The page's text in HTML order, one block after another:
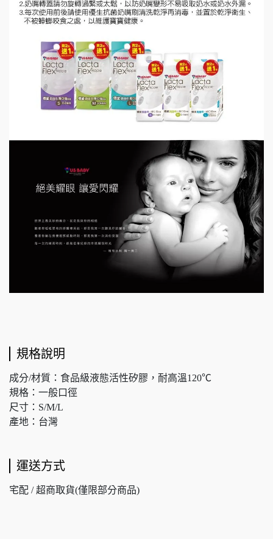
規格說明
成分/材質：食品級液態活性矽膠，耐高溫120℃
規格：一般口徑
尺寸：S/M/L
產地：台灣
運送方式
宅配 / 超商取貨(僅限部分商品)